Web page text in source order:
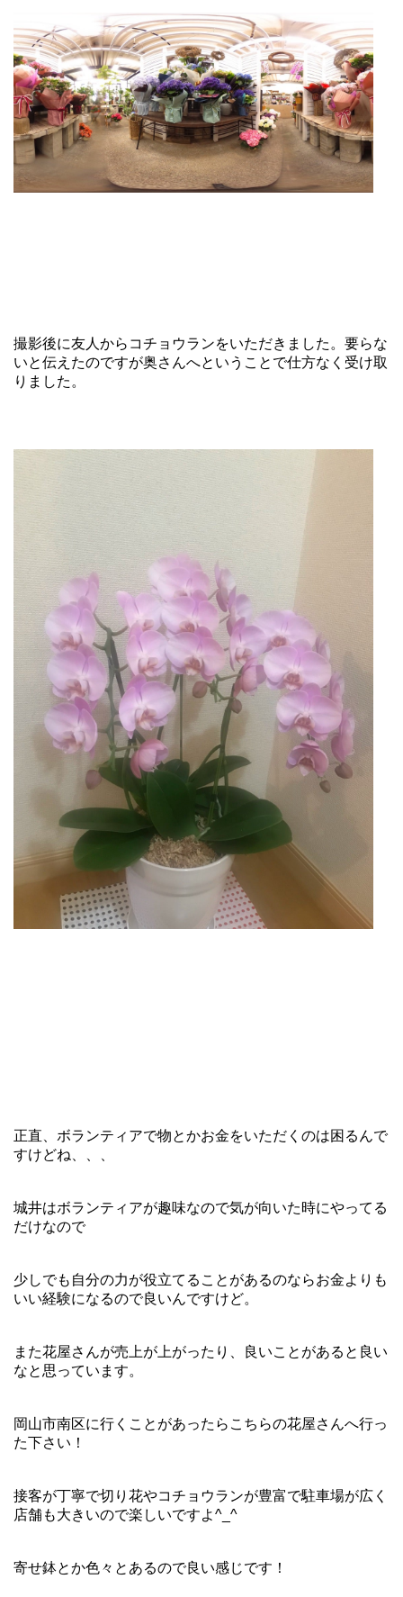
撮影後に友人からコチョウランをいただきました。要らな
いと伝えたのですが奥さんへということで仕方なく受け取
りました。
正直、ボランティアで物とかお金をいただくのは困るんで
すけどね、、、
城井はボランティアが趣味なので気が向いた時にやってる
だけなので
少しでも自分の力が役立てることがあるのならお金よりも
いい経験になるので良いんですけど。
また花屋さんが売上が上がったり、良いことがあると良い
なと思っています。
岡山市南区に行くことがあったらこちらの花屋さんへ行っ
た下さい！
接客が丁寧で切り花やコチョウランが豊富で駐車場が広く
店舗も大きいので楽しいですよ^_^
寄せ鉢とか色々とあるので良い感じです！